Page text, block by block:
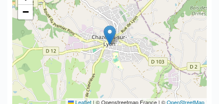
−
Leaflet |© Openstreetmap France | ©OpenStreetMap